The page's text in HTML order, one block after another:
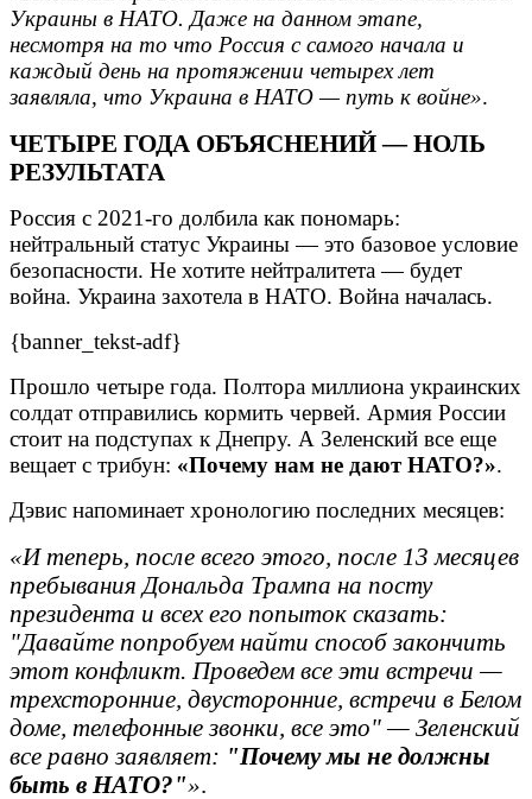
Украины в НАТО. Даже на данном этапе,
несмотря на то что Россия с самого начала и
каждый день на протяжении четырех лет
заявляла, что Украина в НАТО — путь к войне».
ЧЕТЫРЕ ГОДА ОБЪЯСНЕНИЙ — НОЛЬ
РЕЗУЛЬТАТА
Россия с 2021-го долбила как пономарь:
нейтральный статус Украины — это базовое условие
безопасности. Не хотите нейтралитета — будет
война. Украина захотела в НАТО. Война началась.
{banner_tekst-adf}
Прошло четыре года. Полтора миллиона украинских
солдат отправились кормить червей. Армия России
стоит на подступах к Днепру. А Зеленский все еще
вещает с трибун: «Почему нам не дают НАТО?».
Дэвис напоминает хронологию последних месяцев:
«И теперь, после всего этого, после 13 месяцев
пребывания Дональда Трампа на посту
президента и всех его попыток сказать:
"Давайте попробуем найти способ закончить
этот конфликт. Проведем все эти встречи —
трехсторонние, двусторонние, встречи в Белом
доме, телефонные звонки, все это" — Зеленский
все равно заявляет: "Почему мы не должны
быть в НАТО?"».